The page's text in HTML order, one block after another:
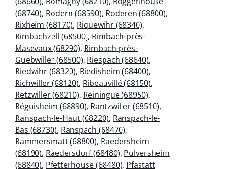
(68740), Rodern (68590), Roderen (68800),
Rixheim (68170), Riquewihr (68340),
Rimbachzell (68500), Rimbach-près-
Masevaux (68290), Rimbach-près-
Guebwiller (68500), Riespach (68640),
Riedwihr (68320), Riedisheim (68400),
Richwiller (68120), Ribeauvillé (68150),
Retzwiller (68210), Reiningue (68950),
Réguisheim (68890), Rantzwiller (68510),
Ranspach-le-Haut (68220), Ranspach-le-
Bas (68730), Ranspach (68470),
Rammersmatt (68800), Raedersheim
(68190), Raedersdorf (68480), Pulversheim
(68840), Pfetterhouse (68480), Pfastatt